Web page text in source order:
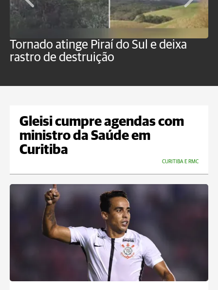
Tornado atinge Piraí do Sul e deixa
rastro de destruição
Gleisi cumpre agendas com
ministro da Saúde em
Curitiba
CURITIBA E RMC